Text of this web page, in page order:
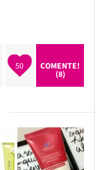
50
COMENTE!
(8)